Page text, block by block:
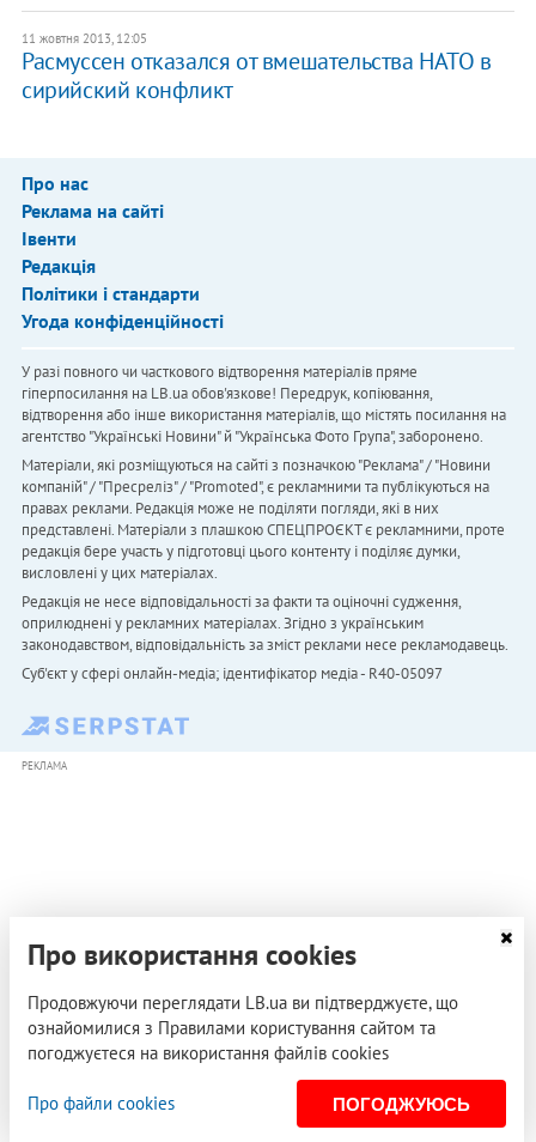
11 жовтня 2013, 12:05
​Расмуссен отказался от вмешательства НАТО в
сирийский конфликт
Про нас
Реклама на сайті
Івенти
Редакція
Політики і стандарти
Угода конфіденційності
У разі повного чи часткового відтворення матеріалів пряме
гіперпосилання на LB.ua обов'язкове! Передрук, копіювання,
відтворення або інше використання матеріалів, що містять посилання на
агентство "Українськi Новини" й "Українська Фото Група", заборонено.
Матеріали, які розміщуються на сайті з позначкою "Реклама" / "Новини
компаній" / "Пресреліз" / "Promoted", є рекламними та публікуються на
правах реклами. Редакція може не поділяти погляди, які в них
представлені. Матеріали з плашкою СПЕЦПРОЄКТ є рекламними, проте
редакція бере участь у підготовці цього контенту і поділяє думки,
висловлені у цих матеріалах.
Редакція не несе відповідальності за факти та оціночні судження,
оприлюднені у рекламних матеріалах. Згідно з українським
законодавством, відповідальність за зміст реклами несе рекламодавець.
Cуб'єкт у сфері онлайн-медіа; ідентифікатор медіа - R40-05097
РЕКЛАМА
Про використання cookies
Продовжуючи переглядати LB.ua ви підтверджуєте, що
ознайомилися з Правилами користування сайтом та
погоджуєтеся на використання файлів cookies
Про файли cookies ПОГОДЖУЮСЬ